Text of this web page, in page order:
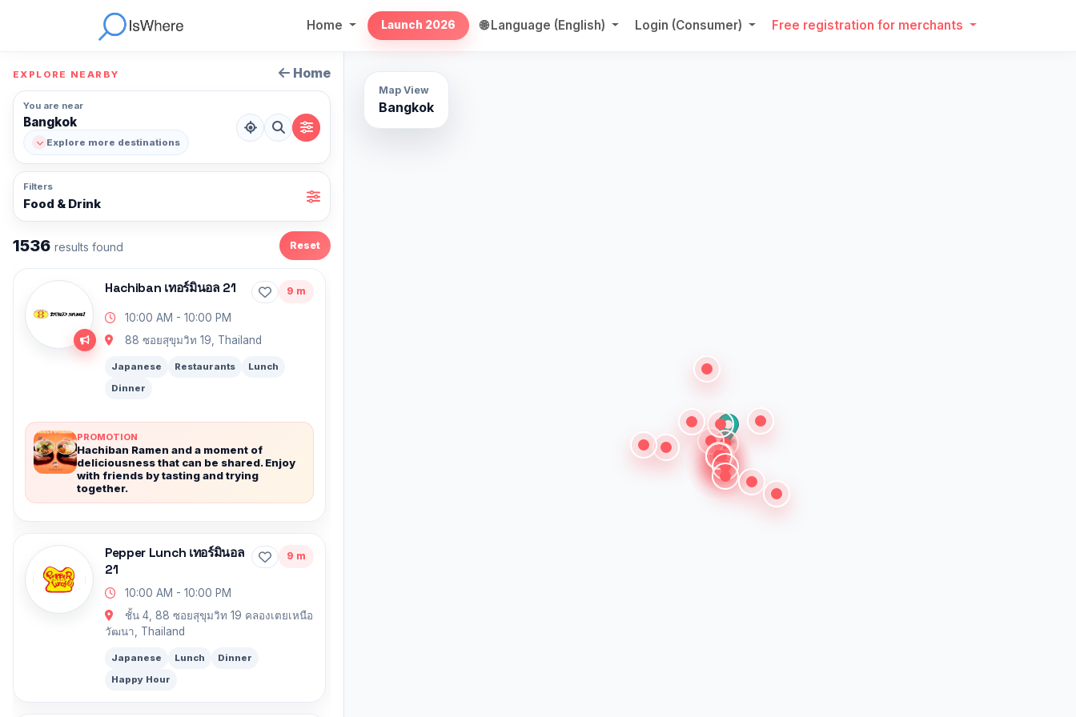
Home Launch 2026 🌐 Language (English) Login (Consumer) Free registration for merchants
EXPLORE NEARBY Home
You are near
Bangkok
Explore more destinations
Filters
Food & Drink
1536 results found Reset
Hachiban เทอร์มินอล 21 9 m
10:00 AM - 10:00 PM
88 ซอยสุขุมวิท 19, Thailand
Japanese Restaurants
Lunch
Dinner
PROMOTION
Hachiban Ramen and a moment of
deliciousness that can be shared. Enjoy
with friends by tasting and trying
together.
Pepper Lunch เทอร์มินอล
21
9 m
10:00 AM - 10:00 PM
ชั้น 4, 88 ซอยสุขุมวิท 19 คลองเตยเหนือ
วัฒนา, Thailand
Japanese Lunch
Dinner
Happy Hour
Map View
Bangkok